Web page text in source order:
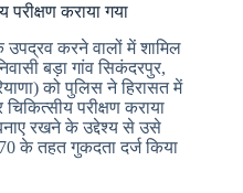
परीक्षण कराया गया
उपद्रव करने वालों में शामिल
बड़ा गांव सिकंदरपुर,
को पुलिस ने हिरासत में
परीक्षण कराया
रखने के उद्देश्य से उसे
के तहत गुकदता दर्ज किया